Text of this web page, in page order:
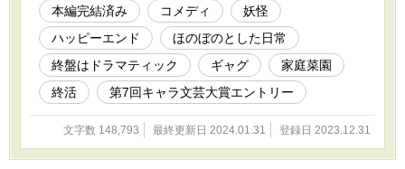
本編完結済み コメディ
妖怪
ハッピーエンド
ほのぼのとした日常
終盤はドラマティック
ギャグ
家庭菜園
終活
第7回キャラ文芸大賞エントリー
文字数 148,793 最終更新日 2024.01.31 登録日 2023.12.31